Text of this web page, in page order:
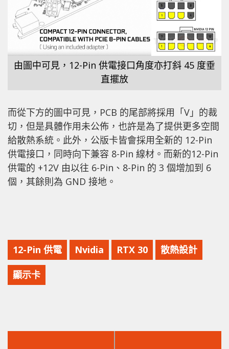
由圖中可見，12-Pin 供電接口角度亦打斜 45 度垂
直擺放
而從下方的圖中可見，PCB 的尾部將採用「V」的裁
切，但是具體作用未公佈，也許是為了提供更多空間
給散熱系統。此外，公版卡皆會採用全新的 12-Pin
供電接口，同時向下兼容 8-Pin 線材。而新的12-Pin
供電的 +12V 由以往 6-Pin、8-Pin 的 3 個增加到 6
個，其餘則為 GND 接地。
12-Pin 供電 Nvidia RTX 30 散熱設計
顯示卡